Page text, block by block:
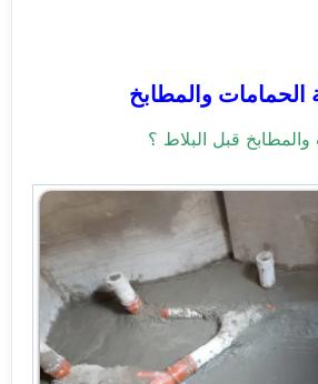
والمطابخ
قبل البلاط ؟